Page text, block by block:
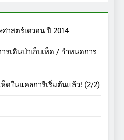
าสตร์เดวอน ปี 2014
รเดินป่าเก็บเห็ด / กำหนดการ
ดในแคลการีเริ่มต้นแล้ว! (2/2)